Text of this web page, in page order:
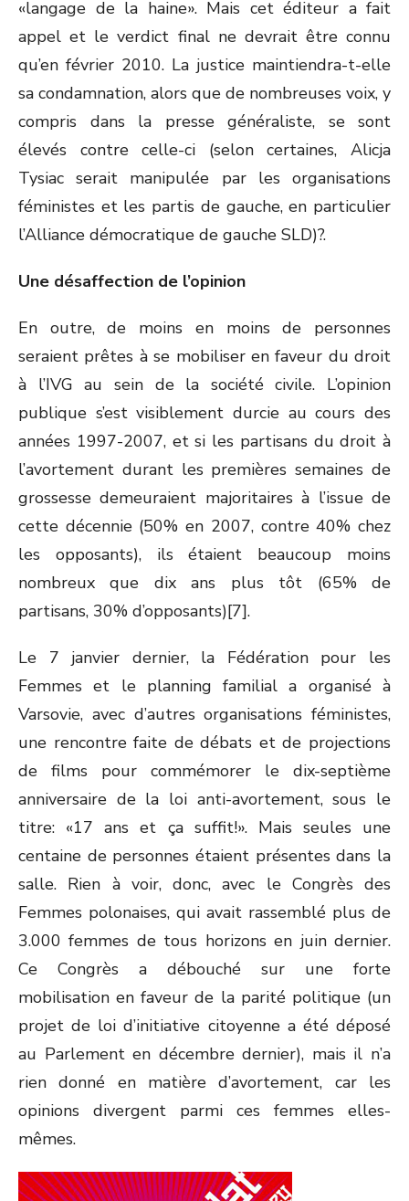
«langage de la haine». Mais cet éditeur a fait
appel et le verdict final ne devrait être connu
qu’en février 2010. La justice maintiendra-t-elle
sa condamnation, alors que de nombreuses voix, y
compris dans la presse généraliste, se sont
élevés contre celle-ci (selon certaines, Alicja
Tysiac serait manipulée par les organisations
féministes et les partis de gauche, en particulier
l’Alliance démocratique de gauche SLD)?.
Une désaffection de l’opinion
En outre, de moins en moins de personnes
seraient prêtes à se mobiliser en faveur du droit
à l’IVG au sein de la société civile. L’opinion
publique s’est visiblement durcie au cours des
années 1997-2007, et si les partisans du droit à
l’avortement durant les premières semaines de
grossesse demeuraient majoritaires à l’issue de
cette décennie (50% en 2007, contre 40% chez
les opposants), ils étaient beaucoup moins
nombreux que dix ans plus tôt (65% de
partisans, 30% d’opposants)[7].
Le 7 janvier dernier, la Fédération pour les
Femmes et le planning familial a organisé à
Varsovie, avec d’autres organisations féministes,
une rencontre faite de débats et de projections
de films pour commémorer le dix-septième
anniversaire de la loi anti-avortement, sous le
titre: «17 ans et ça suffit!». Mais seules une
centaine de personnes étaient présentes dans la
salle. Rien à voir, donc, avec le Congrès des
Femmes polonaises, qui avait rassemblé plus de
3.000 femmes de tous horizons en juin dernier.
Ce Congrès a débouché sur une forte
mobilisation en faveur de la parité politique (un
projet de loi d’initiative citoyenne a été déposé
au Parlement en décembre dernier), mais il n’a
rien donné en matière d’avortement, car les
opinions divergent parmi ces femmes elles-
mêmes.